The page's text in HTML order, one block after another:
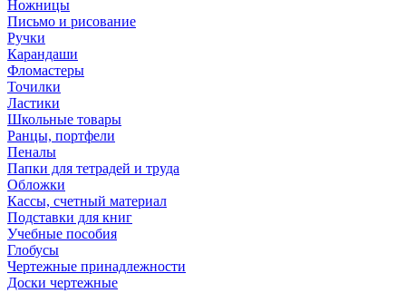
Ножницы
Письмо и рисование
Ручки
Карандаши
Фломастеры
Точилки
Ластики
Школьные товары
Ранцы, портфели
Пеналы
Папки для тетрадей и труда
Обложки
Кассы, счетный материал
Подставки для книг
Учебные пособия
Глобусы
Чертежные принадлежности
Доски чертежные